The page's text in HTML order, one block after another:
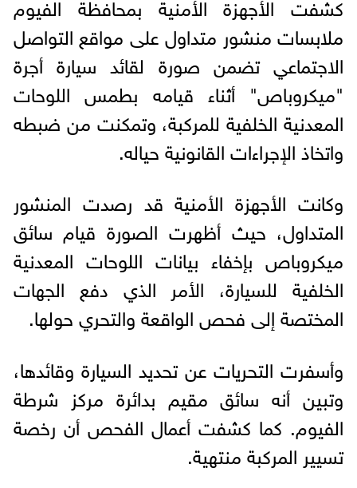
ملابسات منشور متداول على مواقع التواصل
الاجتماعي تضمن صورة لقائد سيارة أجرة
"ميكروباص" أثناء قيامه بطمس اللوحات
المعدنية الخلفية للمركبة، وتمكنت من ضبطه
واتخاذ الإجراءات القانونية حياله.
وكانت الأجهزة الأمنية قد رصدت المنشور
المتداول، حيث أظهرت الصورة قيام سائق
ميكروباص بإخفاء بيانات اللوحات المعدنية
الخلفية للسيارة، الأمر الذي دفع الجهات
المختصة إلى فحص الواقعة والتحري حولها.
وأسفرت التحريات عن تحديد السيارة وقائدها،
وتبين أنه سائق مقيم بدائرة مركز شرطة
الفيوم. كما كشفت أعمال الفحص أن رخصة
تسيير المركبة منتهية.